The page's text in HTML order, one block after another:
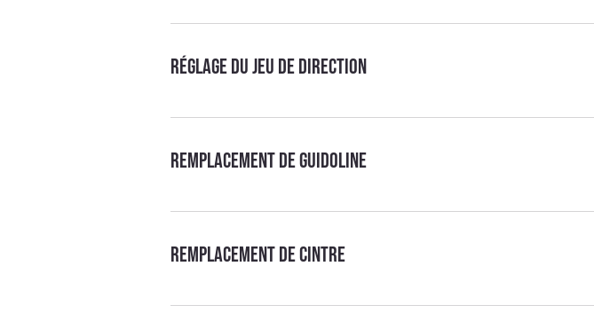
Réglage du jeu de direction
Remplacement de guidoline
Remplacement de cintre